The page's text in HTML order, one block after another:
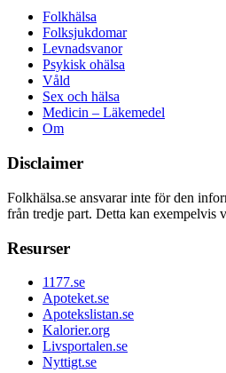
Folkhälsa
Folksjukdomar
Levnadsvanor
Psykisk ohälsa
Våld
Sex och hälsa
Medicin – Läkemedel
Om
Disclaimer
Folkhälsa.se ansvarar inte för den
från tredje part. Detta kan exempelvis
Resurser
1177.se
Apoteket.se
Apotekslistan.se
Kalorier.org
Livsportalen.se
Nyttigt.se